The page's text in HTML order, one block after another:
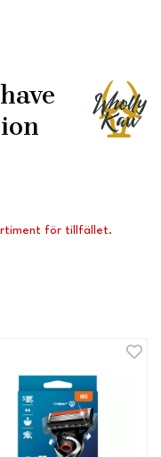
för tillfället.